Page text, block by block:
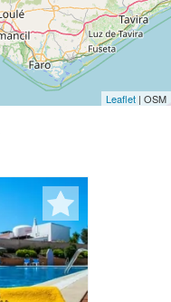
Leaflet | OSM